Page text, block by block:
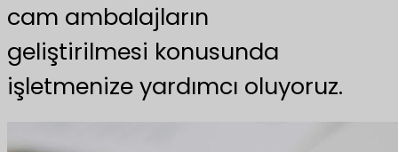
cam ambalajların
geliştirilmesi konusunda
işletmenize yardımcı oluyoruz.